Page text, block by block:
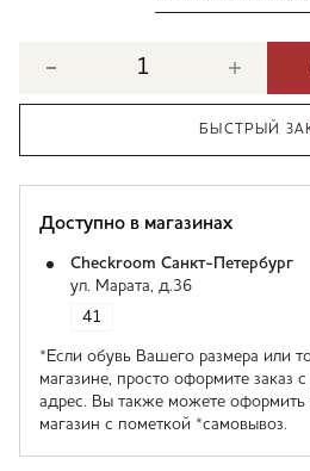
БЫСТРЫЙ
Доступно в магазинах
Checkroom Санкт-Петербург
ул. Марата, д.36
41
*Если обувь Вашего размера или
магазине, просто оформите заказ
адрес. Вы также можете
магазин с пометкой *самовывоз.